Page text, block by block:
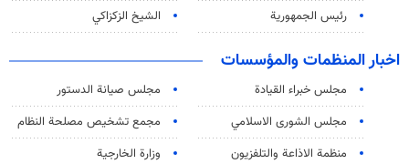
رئيس الجمهورية
الشيخ الزكزاكي
اخبار المنظمات والمؤسسات
مجلس خبراء القيادة
مجلس صيانة الدستور
مجلس الشورى الاسلامي
مجمع تشخيص مصلحة النظام
منظمة الاذاعة والتلفزیون
وزارة الخارجية